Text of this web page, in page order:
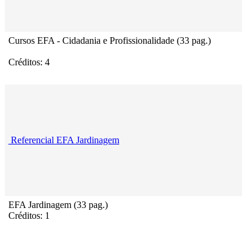
Cursos EFA - Cidadania e Profissionalidade (33 pag.)
Créditos: 4
Referencial EFA Jardinagem
EFA Jardinagem (33 pag.)
Créditos: 1